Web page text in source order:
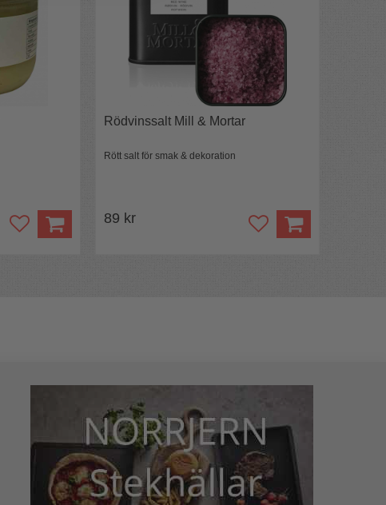
Rödvinssalt Mill & Mortar
Rött salt för smak & dekoration
89 kr